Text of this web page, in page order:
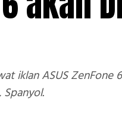
iklan ASUS ZenFone